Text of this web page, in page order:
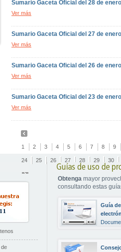
Sumario Gaceta Oficial del 28 de
Ver más
Sumario Gaceta Oficial del 27 de
Ver más
Sumario Gaceta Oficial del 26 de
Ver más
Sumario Gaceta Oficial del 23 de
Ver más
1 2 3 4 5 6 7 8 9
24 25 26 27 28 29 30
de
Obtenga mayor
consultando estas
Guía